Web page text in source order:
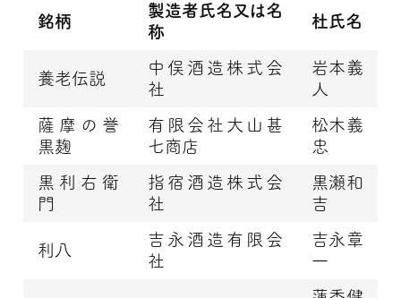
銘柄
製造者氏名又は名
称
杜氏名
養老伝説
中俣酒造株式会
社
岩本義
人
薩摩の誉
黒麹
有限会社大山甚
七商店
松木義
忠
黒利右衛
門
指宿酒造株式会
社
黒瀬和
吉
利八
吉永酒造有限会
社
吉永章
一